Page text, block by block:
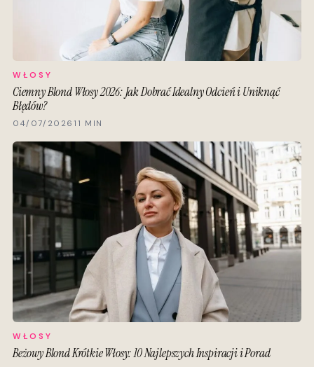
WŁOSY
Ciemny Blond Włosy 2026: Jak Dobrać Idealny Odcień i Uniknąć
Błędów?
04/07/2026 11 MIN
WŁOSY
Beżowy Blond Krótkie Włosy: 10 Najlepszych Inspiracji i Porad